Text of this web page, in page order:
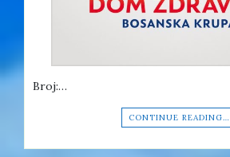
Broj:…
CONTINUE READING…